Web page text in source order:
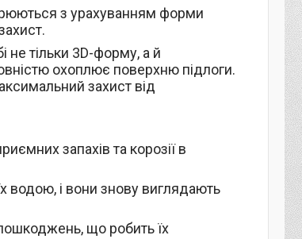
з урахуванням форми
не тільки 3D-форму, а й
охоплює поверхню підлоги.
захист від
запахів та корозії в
водою, і вони знову виглядають
що робить їх